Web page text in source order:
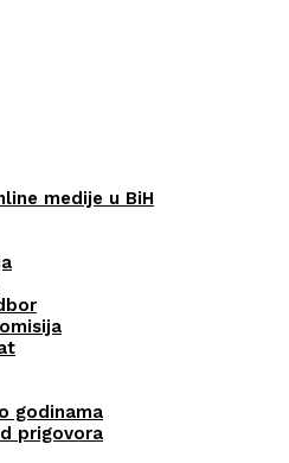
medije u BiH
godinama
prigovora